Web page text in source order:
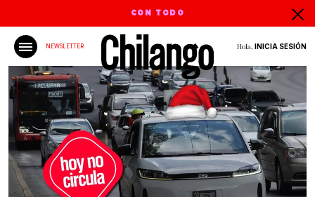
CON TODO
NEWSLETTER Hola, INICIA SESIÓN